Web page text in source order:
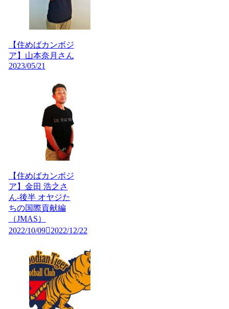
【住めばカンボジ
ア】山本奈月さん
2023/05/21
【住めばカンボジ
ア】金田 浩之さ
ん-後半 オヤジた
ちの国際貢献編
（JMAS）
2022/10/09
2022/12/22